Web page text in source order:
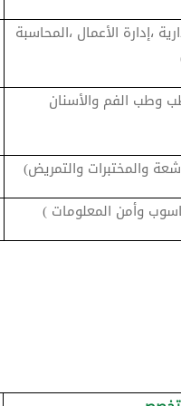
،إدارة الأعمال ،المحاسبة
وطب الفم والأسنان
والمختبرات والتمريض)
وأمن المعلومات )